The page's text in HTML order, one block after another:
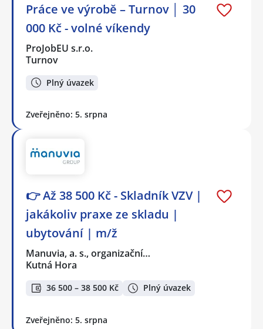
Práce ve výrobě – Turnov │ 30
000 Kč - volné víkendy
ProJobEU s.r.o.
Turnov
Plný úvazek
Zveřejněno: 5. srpna
👉 Až 38 500 Kč - Skladník VZV |
jakákoliv praxe ze skladu |
ubytování | m/ž
Manuvia, a. s., organizační…
Kutná Hora
36 500 – 38 500 Kč Plný úvazek
Zveřejněno: 5. srpna